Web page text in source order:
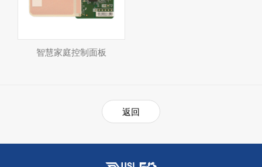
智慧家庭控制面板
返回